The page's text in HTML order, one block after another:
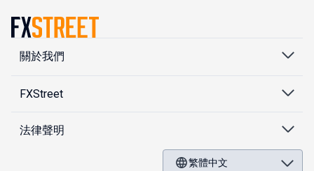
關於我們
FXStreet
法律聲明
繁體中文